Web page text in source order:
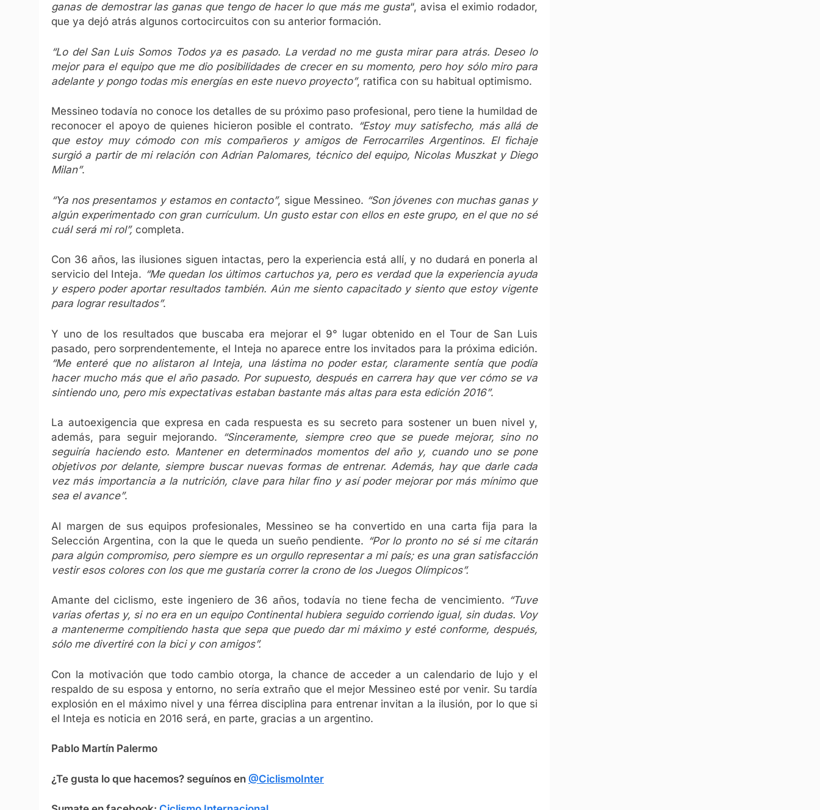
ganas de demostrar las ganas que tengo de hacer lo que más me gusta“, avisa el eximio rodador,
que ya dejó atrás algunos cortocircuitos con su anterior formación.
“Lo del San Luis Somos Todos ya es pasado. La verdad no me gusta mirar para atrás. Deseo lo
mejor para el equipo que me dio posibilidades de crecer en su momento, pero hoy sólo miro para
adelante y pongo todas mis energías en este nuevo proyecto”, ratifica con su habitual optimismo.
Messineo todavía no conoce los detalles de su próximo paso profesional, pero tiene la humildad de
reconocer el apoyo de quienes hicieron posible el contrato. “Estoy muy satisfecho, más allá de
que estoy muy cómodo con mis compañeros y amigos de Ferrocarriles Argentinos. El fichaje
surgió a partir de mi relación con Adrian Palomares, técnico del equipo, Nicolas Muszkat y Diego
Milan”.
“Ya nos presentamos y estamos en contacto”, sigue Messineo. “Son jóvenes con muchas ganas y
algún experimentado con gran currículum. Un gusto estar con ellos en este grupo, en el que no sé
cuál será mi rol”, completa.
Con 36 años, las ilusiones siguen intactas, pero la experiencia está allí, y no dudará en ponerla al
servicio del Inteja. “Me quedan los últimos cartuchos ya, pero es verdad que la experiencia ayuda
y espero poder aportar resultados también. Aún me siento capacitado y siento que estoy vigente
para lograr resultados”.
Y uno de los resultados que buscaba era mejorar el 9° lugar obtenido en el Tour de San Luis
pasado, pero sorprendentemente, el Inteja no aparece entre los invitados para la próxima edición.
“Me enteré que no alistaron al Inteja, una lástima no poder estar, claramente sentía que podía
hacer mucho más que el año pasado. Por supuesto, después en carrera hay que ver cómo se va
sintiendo uno, pero mis expectativas estaban bastante más altas para esta edición 2016”.
La autoexigencia que expresa en cada respuesta es su secreto para sostener un buen nivel y,
además, para seguir mejorando.
“Sinceramente, siempre creo que se puede mejorar, sino no
seguiría haciendo esto. Mantener en determinados momentos del año y, cuando uno se pone
objetivos por delante, siempre buscar nuevas formas de entrenar. Además, hay que darle cada
vez más importancia a la nutrición, clave para hilar fino y así poder mejorar por más mínimo que
sea el avance”.
Al margen de sus equipos profesionales, Messineo se ha convertido en una carta fija para la
Selección Argentina, con la que le queda un sueño pendiente. “Por lo pronto no sé si me citarán
para algún compromiso, pero siempre es un orgullo representar a mi país; es una gran satisfacción
vestir esos colores con los que me gustaría correr la crono de los Juegos Olímpicos”.
Amante del ciclismo, este ingeniero de 36 años, todavía no tiene fecha de vencimiento. “Tuve
varias ofertas y, si no era en un equipo Continental hubiera seguido corriendo igual, sin dudas. Voy
a mantenerme compitiendo hasta que sepa que puedo dar mi máximo y esté conforme, después,
sólo me divertiré con la bici y con amigos”.
Con la motivación que todo cambio otorga, la chance de acceder a un calendario de lujo y el
respaldo de su esposa y entorno, no sería extraño que el mejor Messineo esté por venir. Su tardía
explosión en el máximo nivel y una férrea disciplina para entrenar invitan a la ilusión, por lo que si
el Inteja es noticia en 2016 será, en parte, gracias a un argentino.
Pablo Martín Palermo
¿Te gusta lo que hacemos? seguínos en @CiclismoInter